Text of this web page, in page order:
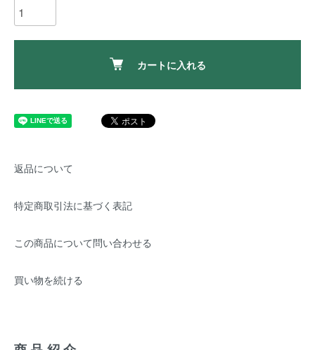
カートに入れる
返品について
特定商取引法に基づく表記
この商品について問い合わせる
買い物を続ける